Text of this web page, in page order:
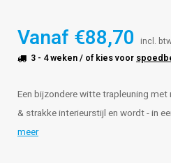
Vanaf €88,70 incl.
3 - 4 weken/ of kies voor
Een bijzondere witte trapleuning
& strakke interieurstijl en wordt - in
meer